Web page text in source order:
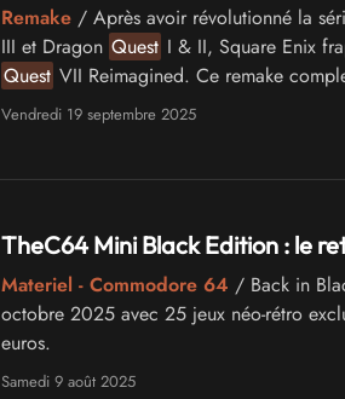
Remake/ Après avoir révolutionné la
III et Dragon Quest I & II, Square Enix
Quest VII Reimagined. Ce remake
PlayStation en l'an 2000, adopte une
Vendredi 19 septembre 2025
TheC64 Mini Black Edition : le
Materiel - Commodore 64 / Back in
octobre 2025 avec 25 jeux néo-rétro
euros.
Samedi 9 août 2025